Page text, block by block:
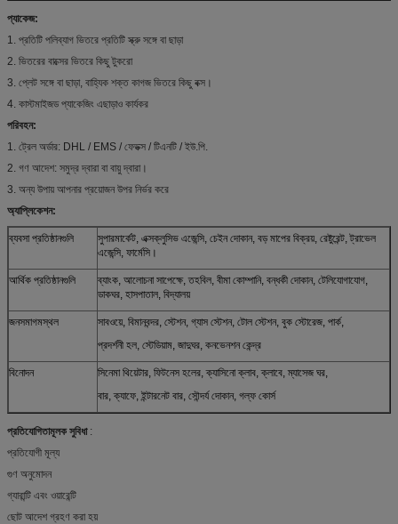
প্যাকেজ:
1. প্রতিটি পলিব্যাগ ভিতরে প্রতিটি স্ক্রু সঙ্গে বা ছাড়া
2. ভিতরের বাক্সের ভিতরে কিছু টুকরো
3. প্লেট সঙ্গে বা ছাড়া, বাহ্যিক শক্ত কাগজ ভিতরে কিছু বক্স।
4. কাস্টমাইজড প্যাকেজিং এছাড়াও কার্যকর
পরিবহন:
1. ট্রেল অর্ডার: DHL / EMS / ফেডক্স / টিএনটি / ইউ.পি.
2. গণ আদেশ: সমুদ্র দ্বারা বা বায়ু দ্বারা।
3. অন্য উপায় আপনার প্রয়োজন উপর নির্ভর করে
অ্যাপ্লিকেশন:
ব্যবসা প্রতিষ্ঠানগুলি
সুপারমার্কেট, এক্সক্লুসিভ এজেন্সি, চেইন দোকান, বড় মাপের বিক্রয়, রেষ্টুরেন্ট, ট্রাভেল
এজেন্সি, ফার্মেসি।
আর্থিক প্রতিষ্ঠানগুলি
ব্যাংক, আলোচনা সাপেক্ষে, তহবিল, বীমা কোম্পানি, বন্ধকী দোকান, টেলিযোগাযোগ,
ডাকঘর, হাসপাতাল, বিদ্যালয়
জনসমাগমস্থল
সাবওয়ে, বিমানবন্দর, স্টেশন, গ্যাস স্টেশন, টোল স্টেশন, বুক স্টোরেজ, পার্ক,
প্রদর্শনী হল, স্টেডিয়াম, জাদুঘর, কনভেনশন কেন্দ্র
বিনোদন
সিনেমা থিয়েটার, ফিটনেস হলের, ক্যাসিনো ক্লাব, ক্লাবে, ম্যাসেজ ঘর,
বার, ক্যাফে, ইন্টারনেট বার, সৌন্দর্য দোকান, গল্ফ কোর্স
প্রতিযোগিতামূলক সুবিধা:
প্রতিযোগী মূল্য
গুণ অনুমোদন
গ্যারান্টি এবং ওয়ারেন্টি
ছোট আদেশ গ্রহণ করা হয়